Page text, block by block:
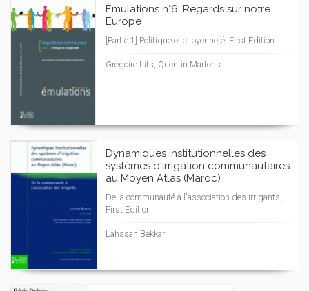
Émulations n°6: Regards sur notre
Europe
[Partie 1] Politique et citoyenneté, First Edition
Grégoire Lits, Quentin Martens
Dynamiques institutionnelles des
systèmes d'irrigation communautaires
au Moyen Atlas (Maroc)
De la communauté à l'association des irrigants,
First Edition
Lahssan Bekkari